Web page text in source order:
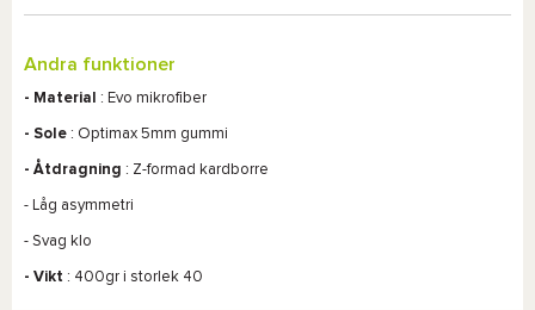
Andra funktioner
- Material : Evo mikrofiber
- Sole : Optimax 5mm gummi
- Åtdragning : Z-formad kardborre
- Låg asymmetri
- Svag klo
- Vikt : 400gr i storlek 40